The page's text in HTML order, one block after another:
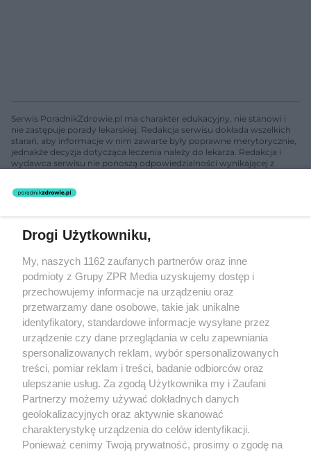
Serwis PoradnikZdrowie.pl ma charakter edukacyjny, nie stanowi i
nie zastępuje porady lekarskiej. Redakcja serwisu dokłada wszelkich
starań, aby informacje w nim zawarte były poprawne merytorycznie,
jednakże decyzja dotycząca leczenia należy do lekarza. Redakcja i
wydawca serwisu nie ponoszą odpowiedzialności wynikającej z
świadczeń zdrowotnych w rozumieniu art. 3 ust 1 ustawy o
rozpowszechniany lub dalej rozpowszechniany w jakikolwiek sposób
(w tym także elektroniczny lub mechaniczny) na jakimkolwiek polu
eksploatacji w jakiejkolwiek formie, włącznie z umieszczaniem w
Internecie bez pisemnej zgody właściciela praw. Jakiekolwiek użycie
lub wykorzystanie utworów w całości lub w części z naruszeniem
prawa, tzn. bez właściwej zgody, jest zabronione pod groźbą kary i
może być ścigane prawnie.
O nas
Drogi Użytkowniku,
My, naszych 1162 zaufanych partnerów oraz inne
podmioty z Grupy ZPR Media uzyskujemy dostęp i
przechowujemy informacje na urządzeniu oraz
przetwarzamy dane osobowe, takie jak unikalne
identyfikatory, standardowe informacje wysyłane przez
urządzenie czy dane przeglądania w celu zapewniania
spersonalizowanych reklam, wybór spersonalizowanych
treści, pomiar reklam i treści, badanie odbiorców oraz
ulepszanie usług. Za zgodą Użytkownika my i Zaufani
Partnerzy możemy używać dokładnych danych
geolokalizacyjnych oraz aktywnie skanować
charakterystykę urządzenia do celów identyfikacji.
Ponieważ cenimy Twoją prywatność, prosimy o zgodę na